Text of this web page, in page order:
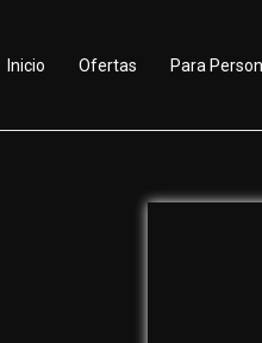
Inicio Ofertas Para